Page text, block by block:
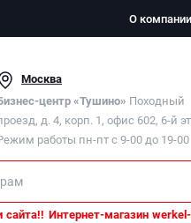
О компании
Москва
центр «Тушино» Походный
д. 4, корп. 1, офис 602, 6-й
работы пн-пт с 9-00 до 19-00
Интернет-магазин